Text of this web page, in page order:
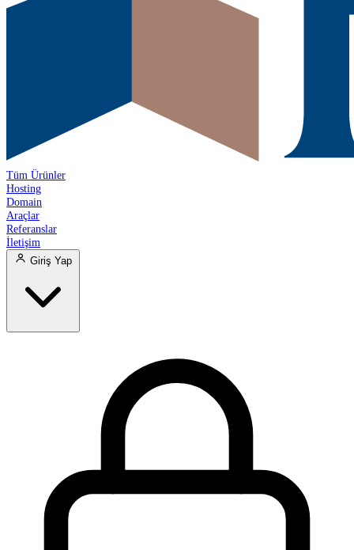
Tüm Ürünler
Hosting
Domain
Araçlar
Referanslar
İletişim
Giriş Yap